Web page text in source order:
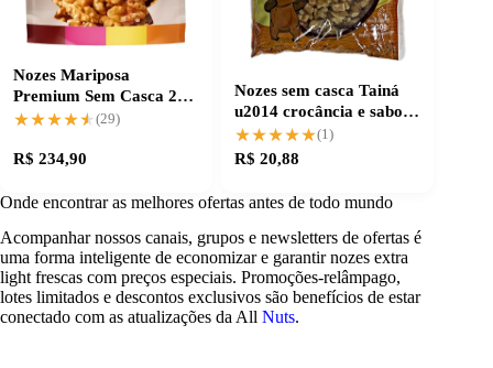
Nozes Mariposa
Premium Sem Casca 2
Kg, Crocância Extra
★★★★★
★★★★★ (29)
R$ 234,90
Nozes sem casca Tainá
u2014 crocância e sabor
puro para suas receitas
★★★★★
★★★★★(1)
R$ 20,88
Onde encontrar as melhores ofertas antes de todo mundo
Acompanhar nossos canais, grupos e newsletters de ofertas é
uma forma inteligente de economizar e garantir nozes extra
light frescas com preços especiais. Promoções-relâmpago,
lotes limitados e descontos exclusivos são benefícios de estar
conectado com as atualizações da All Nuts.